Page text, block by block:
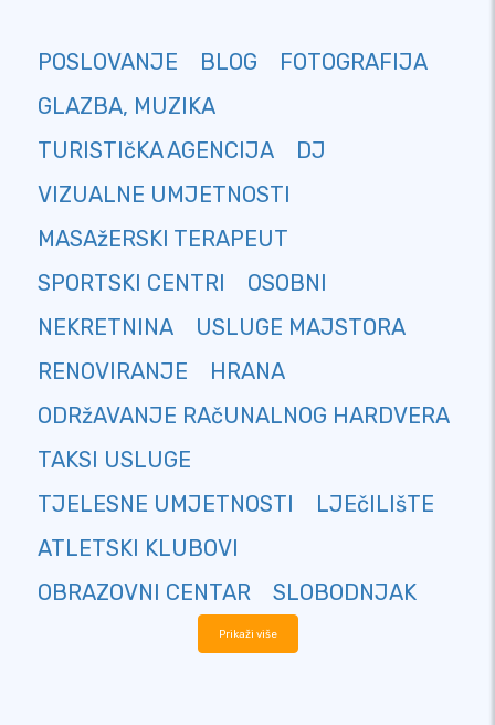
POSLOVANJE BLOG
FOTOGRAFIJA
GLAZBA, MUZIKA
TURISTIčKA AGENCIJA
DJ
VIZUALNE UMJETNOSTI
MASAžERSKI TERAPEUT
SPORTSKI CENTRI
OSOBNI
NEKRETNINA
USLUGE MAJSTORA
RENOVIRANJE
HRANA
ODRžAVANJE RAčUNALNOG HARDVERA
TAKSI USLUGE
TJELESNE UMJETNOSTI
LJEčILIšTE
ATLETSKI KLUBOVI
OBRAZOVNI CENTAR
SLOBODNJAK
Prikaži više